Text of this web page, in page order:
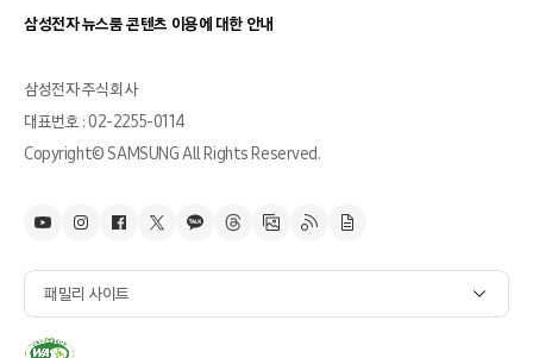
삼성전자 뉴스룸 콘텐츠 이용에 대한 안내
삼성전자 주식회사
대표번호 : 02-2255-0114
Copyright© SAMSUNG All Rights Reserved.
패밀리 사이트